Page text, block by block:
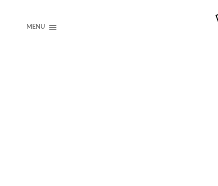
MENU